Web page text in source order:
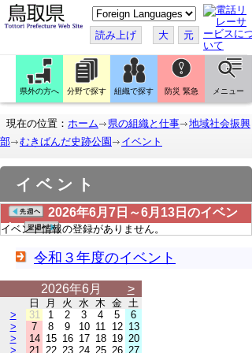
こ
の
ペ
ー
ジ
翻
訳
す
読み上げ 大 元
県外の方へ 分野で探す 組織で探す 防災 緊急 メニュー
現在の位置： ホーム 県の組織と仕事
地域社会振興
部
むきばんだ史跡公園 イベント
イベント
2026年6月7日～6月13日のイベン
ト
イベント情報の登録がありません。
令和３年度のイベント
2026年6月 >
日 月 火 水 木 金 土
>
31 1 2 3 4 5
6
>
7 8 9 10 11 12 13
>
14 15 16 17 18 19 20
>
21 22 23 24 25 26 27